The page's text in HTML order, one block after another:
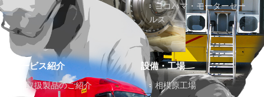
ヨコハマ・モーターセー
ルス
サービス紹介
取扱製品のご紹介
設備・工場
相模原工場